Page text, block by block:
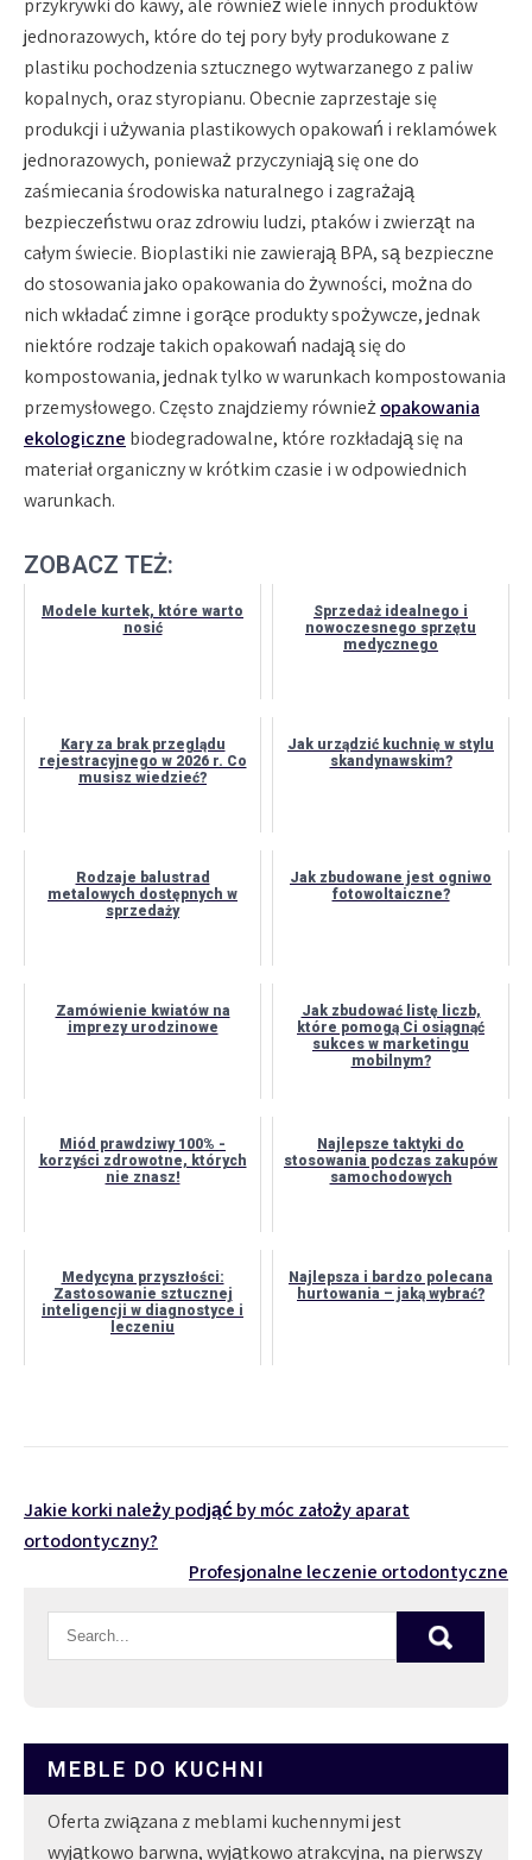
przykrywki do kawy, ale również wiele innych produktów
jednorazowych, które do tej pory były produkowane z
plastiku pochodzenia sztucznego wytwarzanego z paliw
kopalnych, oraz styropianu. Obecnie zaprzestaje się
produkcji i używania plastikowych opakowań i reklamówek
jednorazowych, ponieważ przyczyniają się one do
zaśmiecania środowiska naturalnego i zagrażają
bezpieczeństwu oraz zdrowiu ludzi, ptaków i zwierząt na
całym świecie. Bioplastiki nie zawierają BPA, są bezpieczne
do stosowania jako opakowania do żywności, można do
nich wkładać zimne i gorące produkty spożywcze, jednak
niektóre rodzaje takich opakowań nadają się do
kompostowania, jednak tylko w warunkach kompostowania
przemysłowego. Często znajdziemy równieżopakowania
ekologiczne biodegradowalne, które rozkładają się na
materiał organiczny w krótkim czasie i w odpowiednich
warunkach.
ZOBACZ TEŻ:
Modele kurtek, które warto
nosić
Sprzedaż idealnego i
nowoczesnego sprzętu
medycznego
Kary za brak przeglądu
rejestracyjnego w 2026 r. Co
musisz wiedzieć?
Jak urządzić kuchnię w stylu
skandynawskim?
Rodzaje balustrad
metalowych dostępnych w
sprzedaży
Jak zbudowane jest ogniwo
fotowoltaiczne?
Zamówienie kwiatów na
imprezy urodzinowe
Jak zbudować listę liczb,
które pomogą Ci osiągnąć
sukces w marketingu
mobilnym?
Miód prawdziwy 100% -
korzyści zdrowotne, których
nie znasz!
Najlepsze taktyki do
stosowania podczas zakupów
samochodowych
Medycyna przyszłości:
Zastosowanie sztucznej
inteligencji w diagnostyce i
leczeniu
Najlepsza i bardzo polecana
hurtowania – jaką wybrać?
Nawigacja
wpisu
Jakie korki należy podjąć by móc założy aparat
ortodontyczny?
Profesjonalne leczenie ortodontyczne
MEBLE DO KUCHNI
Oferta związana z meblami kuchennymi jest
wyjątkowo barwna, wyjątkowo atrakcyjna, na pierwszy